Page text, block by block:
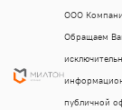
ООО
Обращаем
публичной